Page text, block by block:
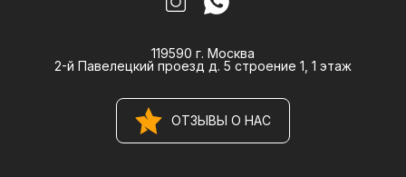
119590 г. Москва
2-й Павелецкий проезд д. 5 строение 1, 1 этаж
ОТЗЫВЫ О НАС